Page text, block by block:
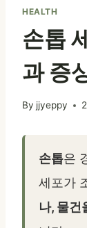
HEALTH
손톱
과 증
By jjyeppy
손톱은
세포가
나, 물건